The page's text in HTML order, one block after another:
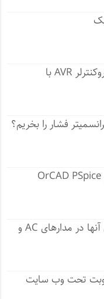
دانلود کتاب 11 پروژه میکروکنترلر AVR با
فشار را بخریم؟
انواع اپتوکوپلر و کاربردهای آنها در مدارهای AC و
تحت وب سایت